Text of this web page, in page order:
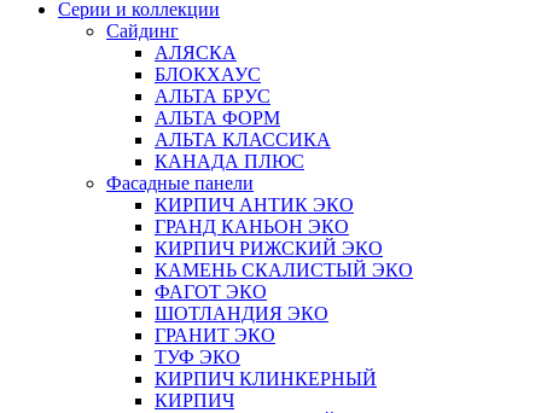
Серии и коллекции
Сайдинг
АЛЯСКА
БЛОКХАУС
АЛЬТА БРУС
АЛЬТА ФОРМ
АЛЬТА КЛАССИКА
КАНАДА ПЛЮС
Фасадные панели
КИРПИЧ АНТИК ЭКО
ГРАНД КАНЬОН ЭКО
КИРПИЧ РИЖСКИЙ ЭКО
КАМЕНЬ СКАЛИСТЫЙ ЭКО
ФАГОТ ЭКО
ШОТЛАНДИЯ ЭКО
ГРАНИТ ЭКО
ТУФ ЭКО
КИРПИЧ КЛИНКЕРНЫЙ
КИРПИЧ